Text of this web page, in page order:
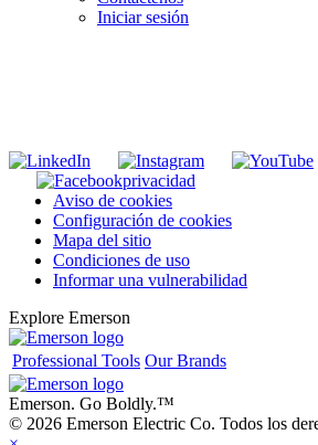
Iniciar sesión
privacidad
Aviso de cookies
Configuración de cookies
Mapa del sitio
Condiciones de uso
Informar una vulnerabilidad
Explore Emerson
Professional Tools Our Brands
Emerson. Go Boldly.™
© 2026 Emerson Electric Co. Todos los